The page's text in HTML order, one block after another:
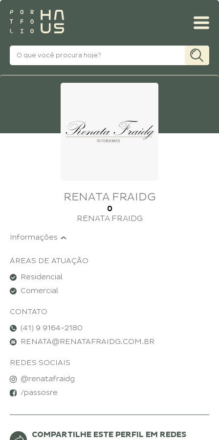
RENATA FRAIDG
0
RENATA FRAIDG
Informações
ÁREAS DE ATUAÇÃO
Residencial
Comercial
CONTATO
(41) 9 9164-2180
RENATA@RENATAFRAIDG.COM.BR
REDES SOCIAIS
@renatafraidg
/passosre
COMPARTILHE ESTE PERFIL EM REDES